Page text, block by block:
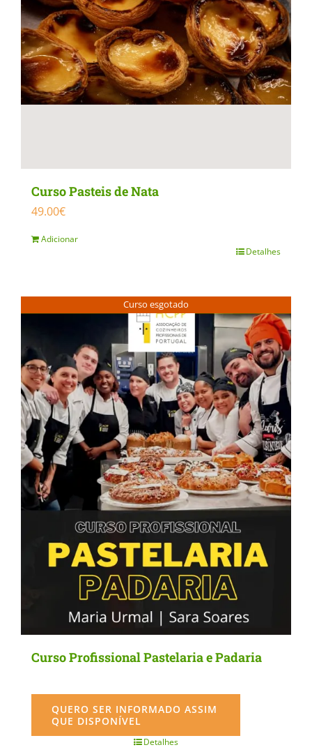
may
be
chosen
on
the
Curso Pasteis de Nata
49.00€
Adicionar
Detalhes
Curso esgotado
Curso Profissional Pastelaria e Padaria
QUERO SER INFORMADO ASSIM
QUE DISPONÍVEL
Detalhes